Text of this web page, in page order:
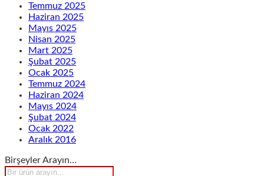
Temmuz 2025
Haziran 2025
Mayıs 2025
Nisan 2025
Mart 2025
Şubat 2025
Ocak 2025
Temmuz 2024
Haziran 2024
Mayıs 2024
Şubat 2024
Ocak 2022
Aralık 2016
Birşeyler Arayın…
Products